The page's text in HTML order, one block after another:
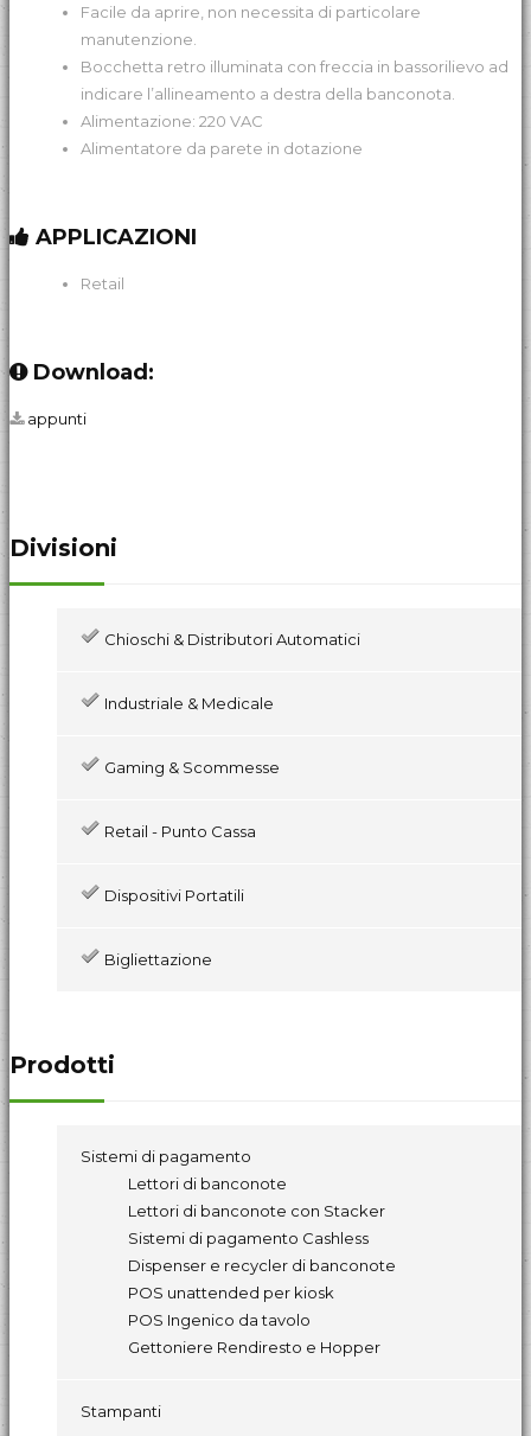
Facile da aprire, non necessita di particolare
manutenzione.
Bocchetta retro illuminata con freccia in bassorilievo ad
indicare l’allineamento a destra della banconota.
Alimentazione: 220 VAC
Alimentatore da parete in dotazione
APPLICAZIONI
Retail
Download:
appunti
Divisioni
Chioschi & Distributori Automatici
Industriale & Medicale
Gaming & Scommesse
Retail - Punto Cassa
Dispositivi Portatili
Bigliettazione
Prodotti
Sistemi di pagamento
Lettori di banconote
Lettori di banconote con Stacker
Sistemi di pagamento Cashless
Dispenser e recycler di banconote
POS unattended per kiosk
POS Ingenico da tavolo
Gettoniere Rendiresto e Hopper
Stampanti